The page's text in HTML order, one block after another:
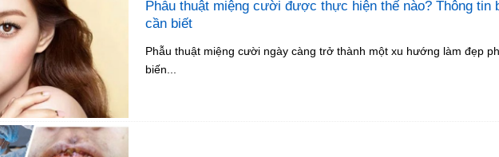
Phẫu thuật miệng cười được thực hiện thế nào? Thông tin
cần biết
Phẫu thuật miệng cười ngày càng trở thành một xu hướng làm đẹp
biến...